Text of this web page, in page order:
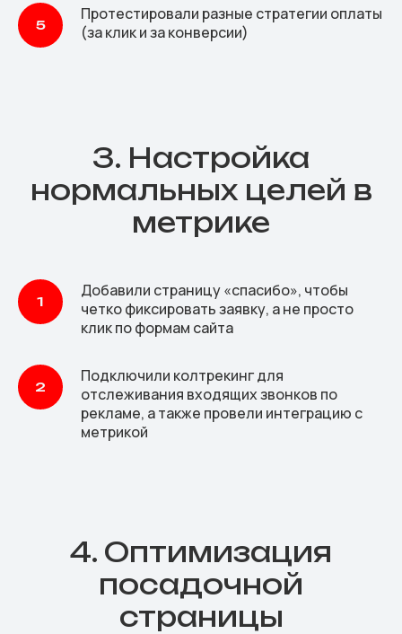
Протестировали разные стратегии оплаты
(за клик и за конверсии)
3. Настройка
нормальных целей в
метрике
Добавили страницу «спасибо», чтобы
четко фиксировать заявку, а не просто
клик по формам сайта
Подключили колтрекинг для
отслеживания входящих звонков по
рекламе, а также провели интеграцию с
метрикой
4. Оптимизация
посадочной
страницы